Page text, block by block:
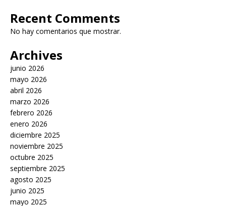
Recent Comments
No hay comentarios que mostrar.
Archives
junio 2026
mayo 2026
abril 2026
marzo 2026
febrero 2026
enero 2026
diciembre 2025
noviembre 2025
octubre 2025
septiembre 2025
agosto 2025
junio 2025
mayo 2025